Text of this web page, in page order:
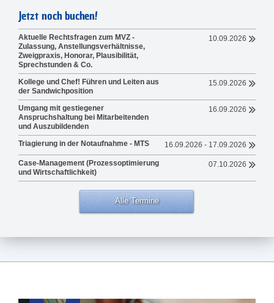
Jetzt noch buchen!
Aktuelle Rechtsfragen zum MVZ -
Zulassung, Anstellungsverhältnisse,
Zweigpraxis, Honorar, Plausibilität,
Sprechstunden & Co.
10.09.2026
Kollege und Chef! Führen und Leiten aus
der Sandwichposition
15.09.2026
Umgang mit gestiegener
Anspruchshaltung bei Mitarbeitenden
und Auszubildenden
16.09.2026
Triagierung in der Notaufnahme - MTS 16.09.2026 - 17.09.2026
Case-Management (Prozessoptimierung
und Wirtschaftlichkeit)
07.10.2026
Alle Termine